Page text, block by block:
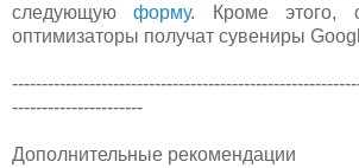
следующуюформу. Кроме этого,
оптимизаторы получат сувениры
----------------------
Дополнительные рекомендации